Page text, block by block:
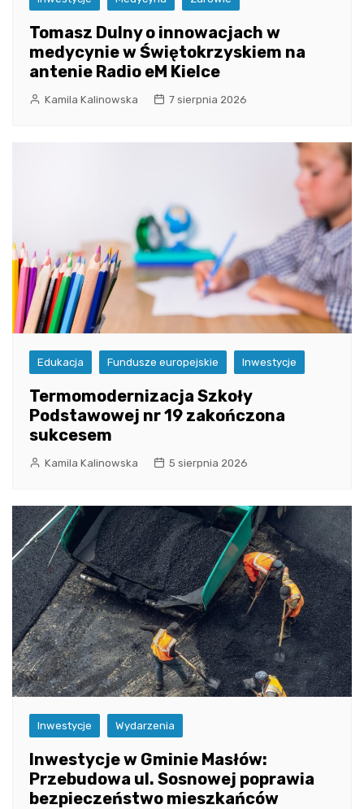
Tomasz Dulny o innowacjach w
medycynie w Świętokrzyskiem na
antenie Radio eM Kielce
Kamila Kalinowska 7 sierpnia 2026
Edukacja Fundusze europejskie Inwestycje
Termomodernizacja Szkoły
Podstawowej nr 19 zakończona
sukcesem
Kamila Kalinowska 5 sierpnia 2026
Inwestycje Wydarzenia
Inwestycje w Gminie Masłów:
Przebudowa ul. Sosnowej poprawia
bezpieczeństwo mieszkańców